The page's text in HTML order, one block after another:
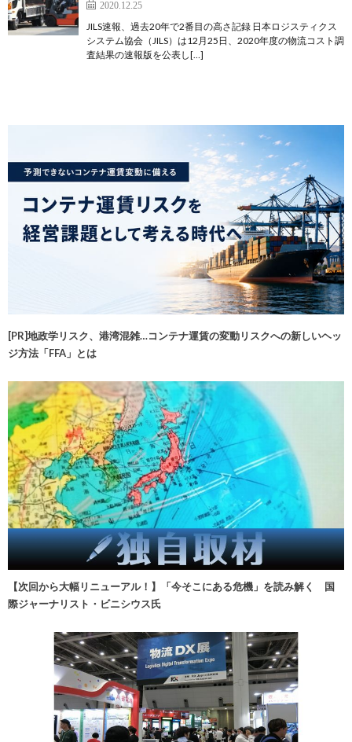
2020.12.25
JILS速報、過去20年で2番目の高さ記録 日本ロジスティクス
システム協会（JILS）は12月25日、2020年度の物流コスト調
査結果の速報版を公表し[…]
[PR]地政学リスク、港湾混雑…コンテナ運賃の変動リスクへの新しいヘッ
ジ方法「FFA」とは
【次回から大幅リニューアル！】「今そこにある危機」を読み解く 国
際ジャーナリスト・ビニシウス氏